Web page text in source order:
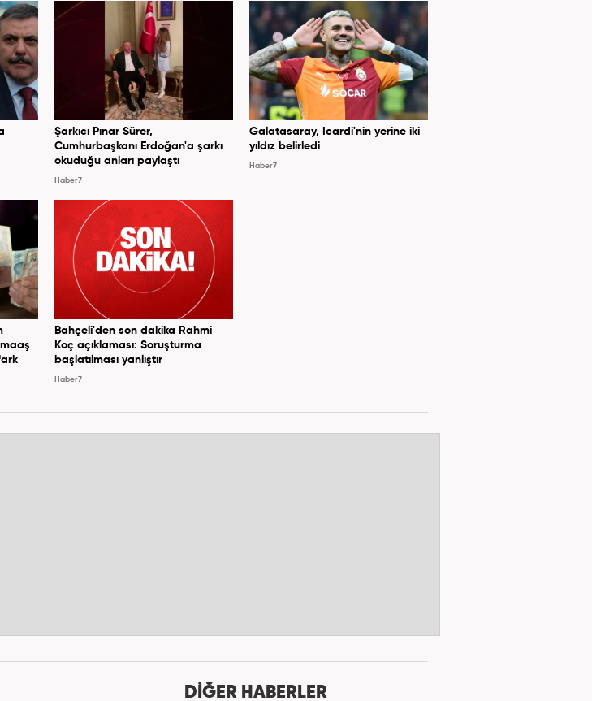
Şarkıcı Pınar Sürer,
Cumhurbaşkanı Erdoğan'a şarkı
okuduğu anları paylaştı
Haber7
Galatasaray, Icardi'nin yerine iki
yıldız belirledi
Haber7
Bahçeli'den son dakika Rahmi
Koç açıklaması: Soruşturma
başlatılması yanlıştır
Haber7
DİĞER HABERLER